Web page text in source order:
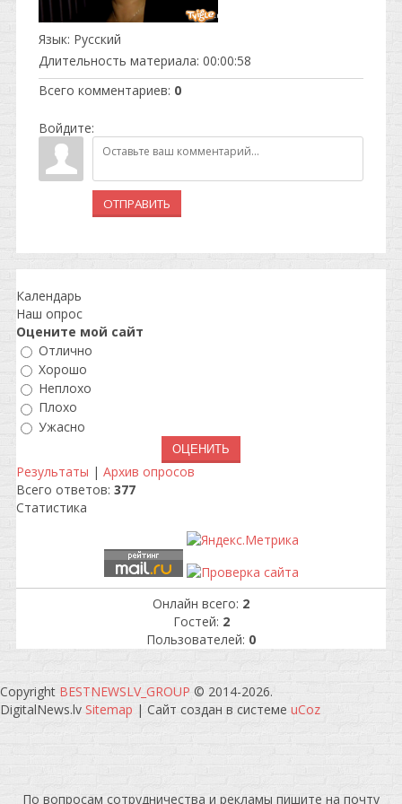
Язык: Русский
Длительность материала: 00:00:58
Всего комментариев: 0
Войдите:
ОТПРАВИТЬ
Календарь
Наш опрос
Оцените мой сайт
Отлично
Хорошо
Неплохо
Плохо
Ужасно
Результаты | Архив опросов
Всего ответов: 377
Статистика
Онлайн всего: 2
Гостей: 2
Пользователей: 0
Copyright BESTNEWSLV_GROUP © 2014-2026.
DigitalNews.lv Sitemap | Сайт создан в системе uCoz
По вопросам сотрудничества и рекламы пишите на почту